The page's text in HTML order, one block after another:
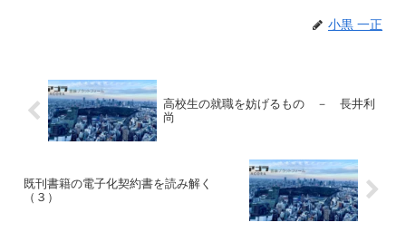
小黒 一正
高校生の就職を妨げるもの － 長井利
尚
既刊書籍の電子化契約書を読み解く
（３）